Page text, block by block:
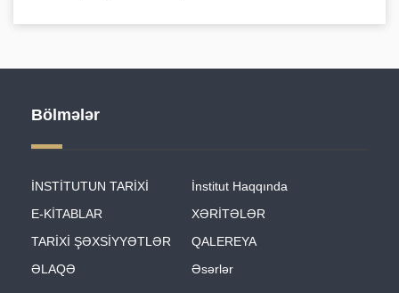
Bölmələr
İNSTİTUTUN TARİXİ
İnstitut Haqqında
E-KİTABLAR
XƏRİTƏLƏR
TARİXİ ŞƏXSİYYƏTLƏR
QALEREYA
ƏLAQƏ
Əsərlər